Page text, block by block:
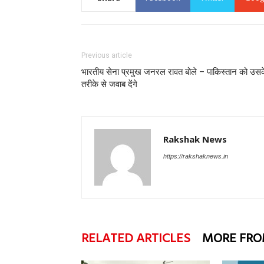
Previous article
भारतीय सेना प्रमुख जनरल रावत बोले – पाकिस्तान को
तरीके से जवाब देंगे
Rakshak News
https://rakshaknews.in
RELATED ARTICLES MORE